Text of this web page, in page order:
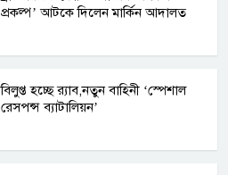
প্রকল্প’ আটকে দিলেন মার্কিন আদালত
বিলুপ্ত হচ্ছে র‍্যাব,নতুন বাহিনী ‘স্পেশাল
রেসপন্স ব্যাটালিয়ন’